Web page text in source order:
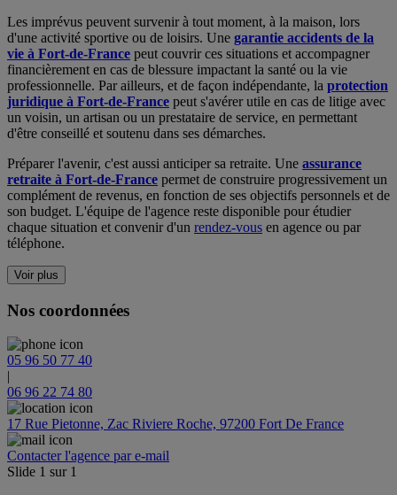
Les imprévus peuvent survenir à tout moment, à la maison, lors
d'une activité sportive ou de loisirs. Une garantie accidents de la
vie à Fort-de-France peut couvrir ces situations et accompagner
financièrement en cas de blessure impactant la santé ou la vie
professionnelle. Par ailleurs, et de façon indépendante, la protection
juridique à Fort-de-France peut s'avérer utile en cas de litige avec
un voisin, un artisan ou un prestataire de service, en permettant
d'être conseillé et soutenu dans ses démarches.
Préparer l'avenir, c'est aussi anticiper sa retraite. Une assurance
retraite à Fort-de-France permet de construire progressivement un
complément de revenus, en fonction de ses objectifs personnels et de
son budget. L'équipe de l'agence reste disponible pour étudier
chaque situation et convenir d'un rendez-vous en agence ou par
téléphone.
Voir plus
Nos coordonnées
05 96 50 77 40
|
06 96 22 74 80
17 Rue Pietonne, Zac Riviere Roche, 97200 Fort De France
Contacter l'agence par e-mail
Slide 1 sur 1